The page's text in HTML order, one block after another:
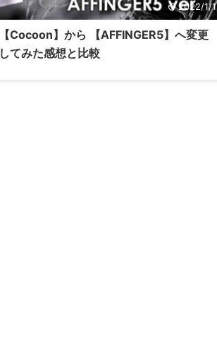
2022/1/1
【Cocoon】から 【AFFINGER5】へ変更
してみた感想と比較